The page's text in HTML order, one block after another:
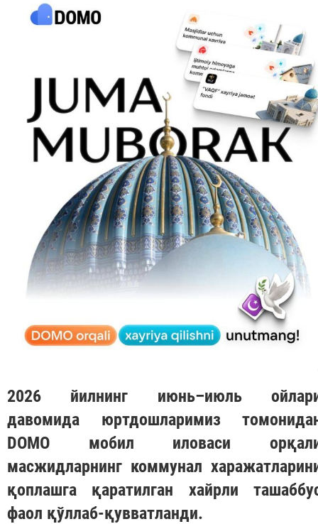
2026 йилнинг июнь–июль
давомида юртдошларимиз
DOMO мобил иловаси
масжидларнинг коммунал
қоплашга қаратилган хайрли
фаол қўллаб-қувватланди.